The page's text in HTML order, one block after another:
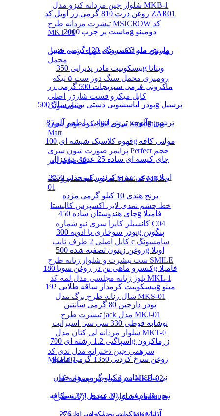
شلوار جین مردانه کنزو مدل MKB-1
تیشرت مردانه طرح MSICROW کد
MKT-01
رومیزی سه تیکه سنگ دوزی شده جنس
مخمل
رومیزی مخمل سنگ دوز ست ۵ تیکه
کابل میکرو فست شارژر اصلی
سامسونگ
کرم پودر شون S02 سری Smoothing
Matt
پرایمر صورت شون سری Perfect حجم
30 میلی لیتر
صابون لیفت ابرو مک MAC کد MKS-
01
خط چشم نمدی لاین اکسپرس کالیستا
کانسیلر کاپرا سری نیو شماره C04
کابل اصلی 2 طرف تایپ c سامسونگ
ست تیشرت و شلوار زنانه طرح SMILE
بلوز زنانه مجلسی مدل لمه کد MKL-1
شال زنانه طرح برگ مدل MKS-01
تیشرت طرح jack مدل MKJ-01
شلوار مردانه لی کتان مدل MKT-0
سرهمی جین دخترانه مدل تدی کد
MKB-01
سرهمی جین پسرانه کد MKB-02
تاپ شلوارک مخمل زنانه طرح happy
مانتو چهارخانه زنانه کد MKM-01
روغن ذرت 810 گرمی زر اویل کد ZAR01
ماست پر چرب 2000g دومینو
مارش ملو اکسترودی 120 گرمی شیبا
بیسکوییت مادر پذیرایی 350g ویتانا
ماکرونی فرمی سبزیجات 500 گرمی زر
پودر لباسشویی دستی یونیورسال 500g پرسیل
آلوچه ترش لیوانی با طعم آلو 85g ترشین
قهوه کلاسیک شیشه ای 100g مولتی کافه
چای کیسه ای ساده 25 عددی دوغزال
روغن سرخ کردنی کم جذب 2250g اویلا
برنج هندی 10 کیلو گرمی مژده
چای هندوستان ساده 450g فامیلا
پودر سوخاری با ادویه 300g پنگوئن
روغن زیتون تصفیه شده 500g اویلا
کنسرو ماهی تن در روغن سویا 180g فامیلا
بیسکوییت کرمدار ساقه طلایی 192g مینو
پودر دارچین 80 گرمی سانتین
نوشابه قوطی 330 سی سی اسپرایت
اسپاگتی 1.2 رشته ای 700g زرماکرون
روغن سرخ کردنی 1350 گرمی فامیلا
نی نبات ساده 1 کیلو گرمی هم خوان
پودر قهوه فوری 10 عددی 1*3 نسکافه
بیسکوییت چمک سرای 276g آناتا